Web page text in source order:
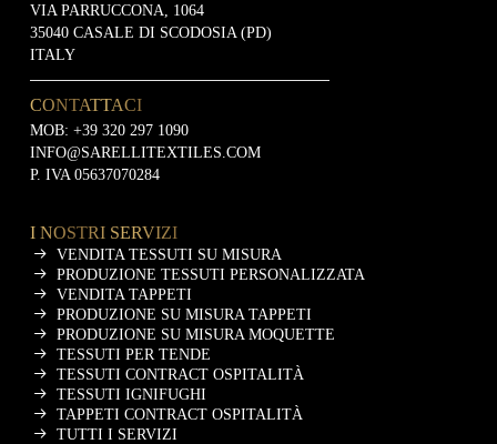
VIA PARRUCCONA, 1064
35040 CASALE DI SCODOSIA (PD)
ITALY
CONTATTACI
MOB: +39 320 297 1090
INFO@SARELLITEXTILES.COM
P. IVA 05637070284
I NOSTRI SERVIZI
VENDITA TESSUTI SU MISURA
PRODUZIONE TESSUTI PERSONALIZZATA
VENDITA TAPPETI
PRODUZIONE SU MISURA TAPPETI
PRODUZIONE SU MISURA MOQUETTE
TESSUTI PER TENDE
TESSUTI CONTRACT OSPITALITÀ
TESSUTI IGNIFUGHI
TAPPETI CONTRACT OSPITALITÀ
TUTTI I SERVIZI